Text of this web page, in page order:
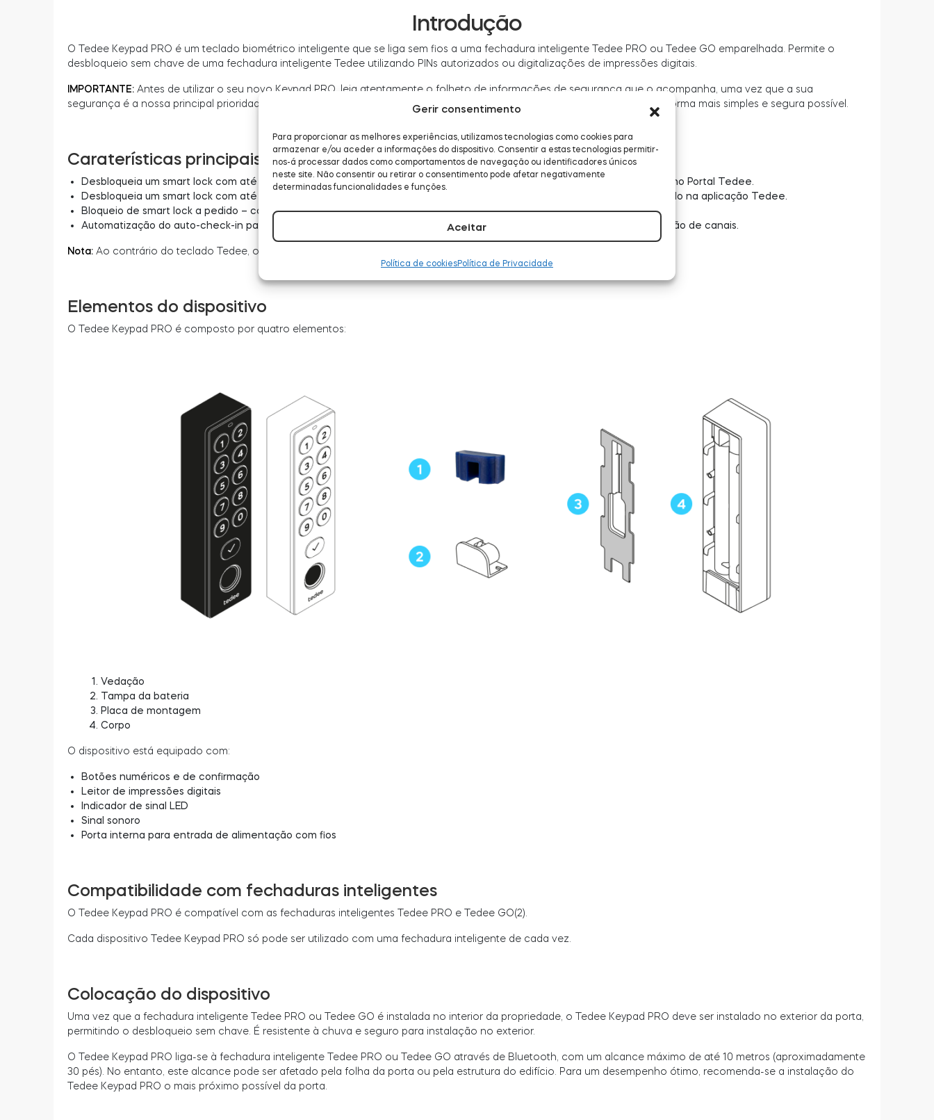
Gerir consentimento
Para proporcionar as melhores experiências, utilizamos tecnologias como cookies para
armazenar e/ou aceder a informações do dispositivo. Consentir a estas tecnologias permitir-
nos-á processar dados como comportamentos de navegação ou identificadores únicos
neste site. Não consentir ou retirar o consentimento pode afetar negativamente
determinadas funcionalidades e funções.
Aceitar
Política de cookiesPolítica de Privacidade
Introdução
O Tedee Keypad PRO é um teclado biométrico inteligente que se liga sem fios a uma fechadura inteligente Tedee PRO ou Tedee GO emparelhada. Permite o
desbloqueio sem chave de uma fechadura inteligente Tedee utilizando PINs autorizados ou digitalizações de impressões digitais.
IMPORTANTE: Antes de utilizar o seu novo Keypad PRO, leia atentamente o folheto de informações de segurança que o acompanha, uma vez que a sua
segurança é a nossa principal prioridade. Este contém informações importantes que o ajudarão a utilizar o seu Keypad da forma mais simples e segura possível.
Caraterísticas principais
Desbloqueia um smart lock com até 100 PINs individuais, cada um com autorização personalizável na aplicação Tedee e no Portal Tedee.
Desbloqueia um smart lock com até 100 digitalizações individuais de impressões digitais, com âmbito de autorização gerido na aplicação Tedee.
Bloqueio de smart lock a pedido – com ou sem autorização de PIN.
Automatização do auto-check-in para aplicações de aluguer de curta duração utilizando plataformas integradas de gestão de canais.
Nota: Ao contrário do teclado Tedee, o teclado Tedee PRO não oferece notificações por botão de campainha.
Elementos do dispositivo
O Tedee Keypad PRO é composto por quatro elementos:
Vedação
Tampa da bateria
Placa de montagem
Corpo
O dispositivo está equipado com:
Botões numéricos e de confirmação
Leitor de impressões digitais
Indicador de sinal LED
Sinal sonoro
Porta interna para entrada de alimentação com fios
Compatibilidade com fechaduras inteligentes
O Tedee Keypad PRO é compatível com as fechaduras inteligentes Tedee PRO e Tedee GO(2).
Cada dispositivo Tedee Keypad PRO só pode ser utilizado com uma fechadura inteligente de cada vez.
Colocação do dispositivo
Uma vez que a fechadura inteligente Tedee PRO ou Tedee GO é instalada no interior da propriedade, o Tedee Keypad PRO deve ser instalado no exterior da porta,
permitindo o desbloqueio sem chave. É resistente à chuva e seguro para instalação no exterior.
O Tedee Keypad PRO liga-se à fechadura inteligente Tedee PRO ou Tedee GO através de Bluetooth, com um alcance máximo de até 10 metros (aproximadamente
30 pés). No entanto, este alcance pode ser afetado pela folha da porta ou pela estrutura do edifício. Para um desempenho ótimo, recomenda-se a instalação do
Tedee Keypad PRO o mais próximo possível da porta.